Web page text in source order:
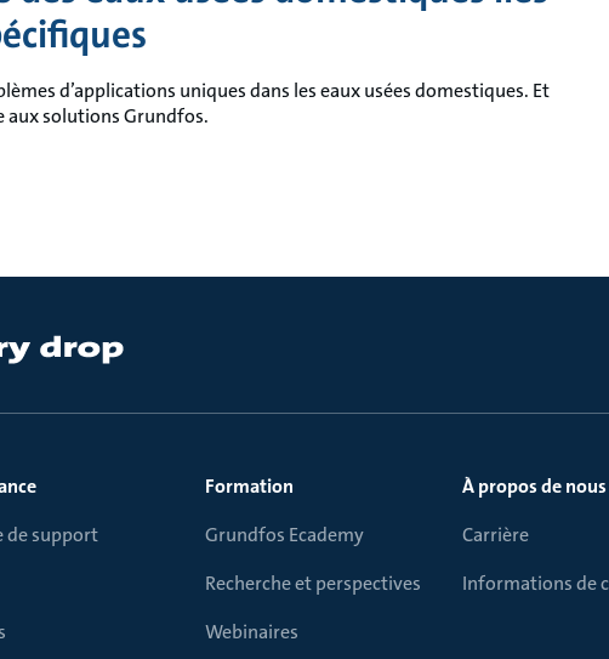
d’applications uniques dans les eaux usées domestiques. Et
aux solutions Grundfos.
de support
Formation
Grundfos Ecademy
Recherche et perspectives
Webinaires
À propos de nous
Carrière
Informations de